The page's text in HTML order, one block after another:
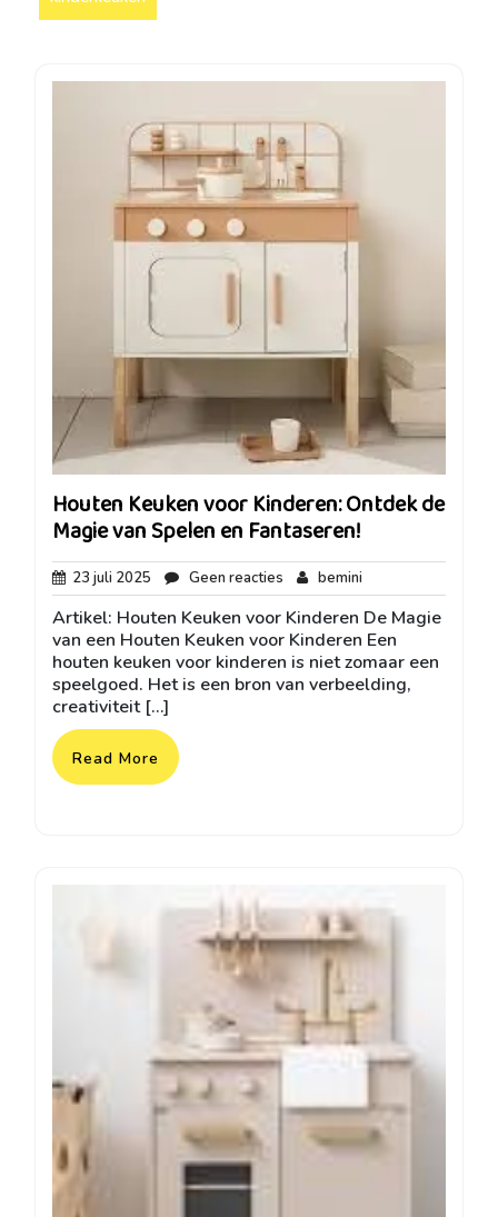
Houten Keuken voor Kinderen: Ontdek de
Magie van Spelen en Fantaseren!
23 juli 2025 23
juli
2025
Geen reacties Geen
reacties
bemini
Artikel: Houten Keuken voor Kinderen De Magie
van een Houten Keuken voor Kinderen Een
houten keuken voor kinderen is niet zomaar een
speelgoed. Het is een bron van verbeelding,
creativiteit […]
Read More